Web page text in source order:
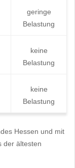
geringe
Belastung
keine
Belastung
keine
Belastung
Hessen und mit
der ältesten